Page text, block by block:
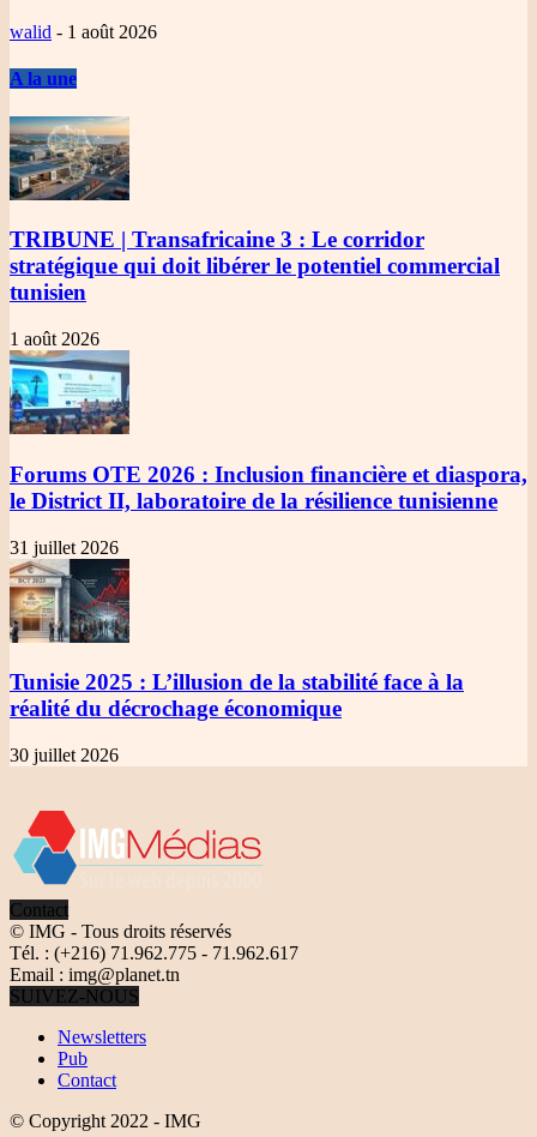
walid - 1 août 2026
A la une
TRIBUNE | Transafricaine 3 : Le corridor
stratégique qui doit libérer le potentiel commercial
tunisien
1 août 2026
Forums OTE 2026 : Inclusion financière et diaspora,
le District II, laboratoire de la résilience tunisienne
31 juillet 2026
Tunisie 2025 : L’illusion de la stabilité face à la
réalité du décrochage économique
30 juillet 2026
Contact
© IMG - Tous droits réservés
Tél. : (+216) 71.962.775 - 71.962.617
Email : img@planet.tn
SUIVEZ-NOUS
Newsletters
Pub
Contact
© Copyright 2022 - IMG